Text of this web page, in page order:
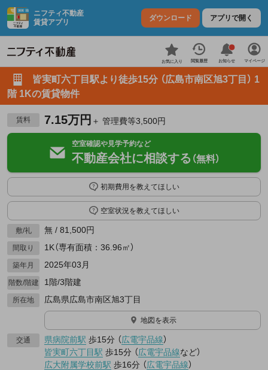
ニフティ不動産
賃貸アプリ
ダウンロード アプリで開く
お気に入り 閲覧履歴 お知らせ マイページ
皆実町六丁目駅より徒歩15分 （広島市南区旭3丁目） 1
階 1Kの賃貸物件
賃料 7.15万円 ＋ 管理費等3,500円
空室確認や見学予約など
不動産会社に相談する （無料）
初期費用を教えてほしい
空室状況を教えてほしい
敷/礼 無 / 81,500円
間取り 1K（専有面積：36.96㎡）
築年月 2025年03月
階数/階建 1階/3階建
所在地 広島県広島市南区旭3丁目
地図を表示
交通 県病院前駅 歩15分 （広電宇品線）
皆実町六丁目駅 歩15分 （広電宇品線など）
広大附属学校前駅 歩16分 （広電宇品線）